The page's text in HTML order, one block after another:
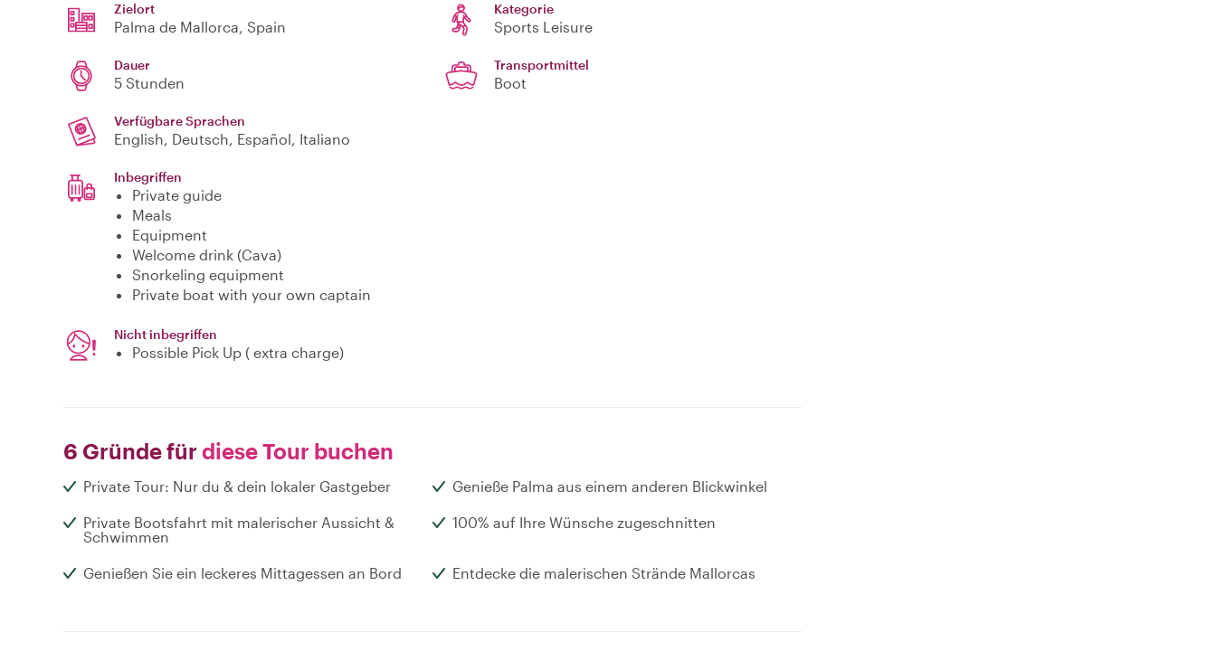
Zielort
Palma de Mallorca, Spain
Kategorie
Sports Leisure
Dauer
5 Stunden
Transportmittel
Boot
Verfügbare Sprachen
English, Deutsch, Español, Italiano
Inbegriffen
Private guide
Meals
Equipment
Welcome drink (Cava)
Snorkeling equipment
Private boat with your own captain
Nicht inbegriffen
Possible Pick Up ( extra charge)
6 Gründe für diese Tour buchen
Private Tour: Nur du & dein lokaler Gastgeber Genieße Palma aus einem anderen Blickwinkel
Private Bootsfahrt mit malerischer Aussicht &
Schwimmen
100% auf Ihre Wünsche zugeschnitten
Genießen Sie ein leckeres Mittagessen an Bord Entdecke die malerischen Strände Mallorcas